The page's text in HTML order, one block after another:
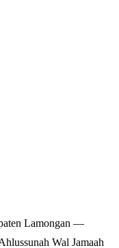
Lamongan —
Wal Jamaah